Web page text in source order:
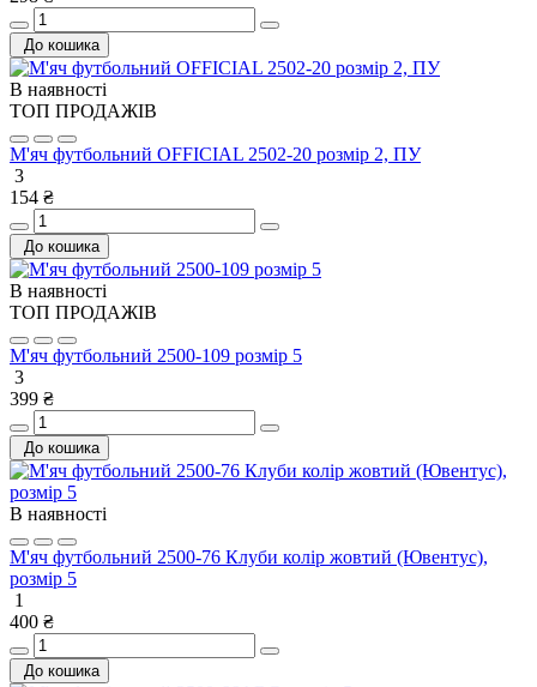
До кошика
В наявності
ТОП ПРОДАЖІВ
М'яч футбольний OFFICIAL 2502-20 розмір 2, ПУ
3
154 ₴
До кошика
В наявності
ТОП ПРОДАЖІВ
М'яч футбольний 2500-109 розмір 5
3
399 ₴
До кошика
В наявності
М'яч футбольний 2500-76 Клуби колір жовтий (Ювентус),
розмір 5
1
400 ₴
До кошика